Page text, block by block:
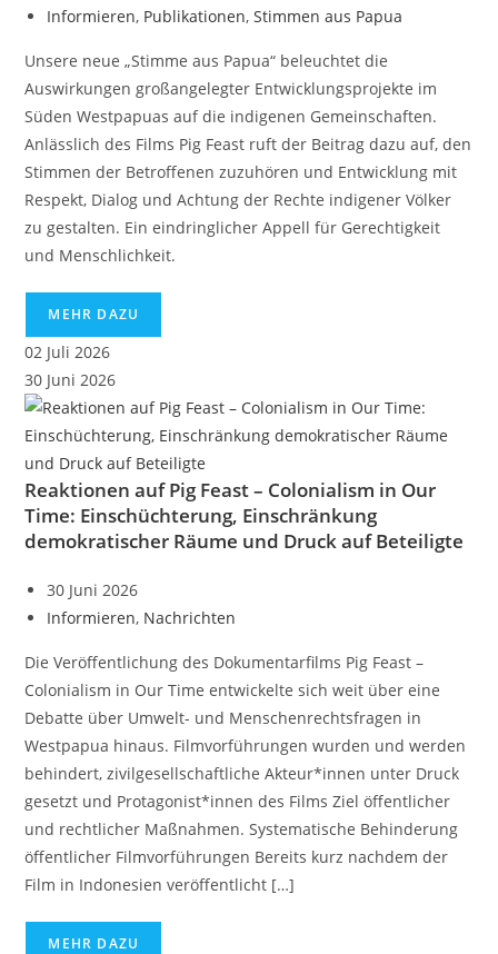
Informieren, Publikationen,Stimmen aus Papua
Unsere neue „Stimme aus Papua“ beleuchtet die
Auswirkungen großangelegter Entwicklungsprojekte im
Süden Westpapuas auf die indigenen Gemeinschaften.
Anlässlich des Films Pig Feast ruft der Beitrag dazu auf, den
Stimmen der Betroffenen zuzuhören und Entwicklung mit
Respekt, Dialog und Achtung der Rechte indigener Völker
zu gestalten. Ein eindringlicher Appell für Gerechtigkeit
und Menschlichkeit.
MEHR DAZU
02 Juli 2026
30 Juni 2026
Reaktionen auf Pig Feast – Colonialism in Our
Time: Einschüchterung, Einschränkung
demokratischer Räume und Druck auf Beteiligte
30 Juni 2026
Informieren, Nachrichten
Die Veröffentlichung des Dokumentarfilms Pig Feast –
Colonialism in Our Time entwickelte sich weit über eine
Debatte über Umwelt- und Menschenrechtsfragen in
Westpapua hinaus. Filmvorführungen wurden und werden
behindert, zivilgesellschaftliche Akteur*innen unter Druck
gesetzt und Protagonist*innen des Films Ziel öffentlicher
und rechtlicher Maßnahmen. Systematische Behinderung
öffentlicher Filmvorführungen Bereits kurz nachdem der
Film in Indonesien veröffentlicht […]
MEHR DAZU